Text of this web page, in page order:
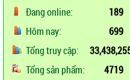
Đang online:
189
Hôm nay:
699
Tổng truy cập:
Tổng sản phẩm:
4719